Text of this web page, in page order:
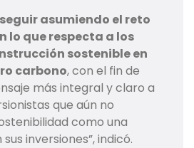
asumiendo el reto
lo que respecta a los
sostenible en
carbono, con el fin de
más integral y claro a
que aún no
como una
inversiones”, indicó.